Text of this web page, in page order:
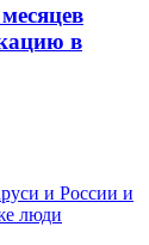
в
и России и
люди